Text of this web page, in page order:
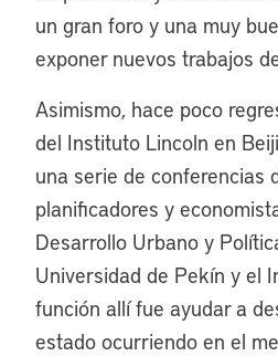
un gran foro y una muy
exponer nuevos trabajos
Asimismo, hace poco
del Instituto Lincoln en
una serie de conferencias
planificadores y
Desarrollo Urbano y
Universidad de Pekín y el
función allí fue ayudar a
estado ocurriendo en el